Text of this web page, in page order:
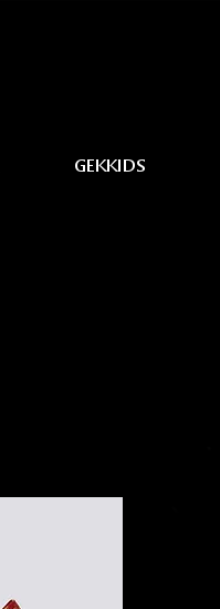
GEKKIDS